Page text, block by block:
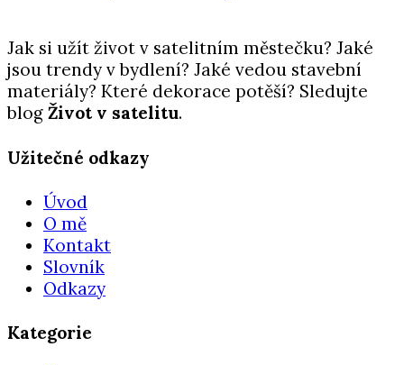
Jak si užít život v satelitním městečku? Jaké
jsou trendy v bydlení? Jaké vedou stavební
materiály? Které dekorace potěší? Sledujte
blog Život v satelitu.
Užitečné odkazy
Úvod
O mě
Kontakt
Slovník
Odkazy
Kategorie